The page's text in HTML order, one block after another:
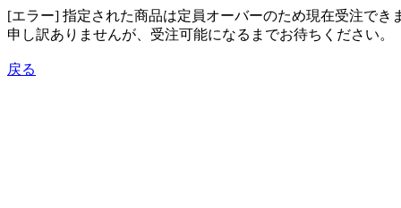
[エラー] 指定された商品は定員オーバーのため現在受注でき
申し訳ありませんが、受注可能になるまでお待ちください。
戻る